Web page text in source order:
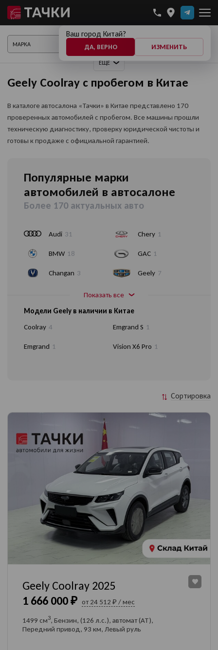
Ваш город Китай?
ДА, ВЕРНО ИЗМЕНИТЬ
ЕЩЕ
ПОКАЗАТЬ АВТО
Geely Coolray с пробегом в Китае
В каталоге автосалона «Тачки» в Китае представлено 170
проверенных автомобилей с пробегом. Все машины прошли
техническую диагностику, проверку юридической чистоты и
готовы к продаже с официальной гарантией.
Популярные марки
автомобилей в автосалоне
Более 170 актуальных авто
Audi 31
BMW 18
Changan 3
Chery 1
GAC 1
Geely 7
Показать все
Модели Geely в наличии в Китае
Coolray 4
Emgrand 1
Emgrand S 1
Vision X6 Pro 1
Сортировка
1 666 000 ₽ от 24 512 ₽ / мес
Geely Coolray 2025
1499 см3, Бензин, (126 л.с.), автомат (AT),
Передний привод, 93 км, Левый руль